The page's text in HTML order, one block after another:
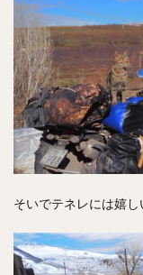
そいでテネレには嬉